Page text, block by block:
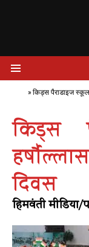
» किड्स पैराडाइज स्कूल
किड्स
दिवस
हिमवंती मीडिया/